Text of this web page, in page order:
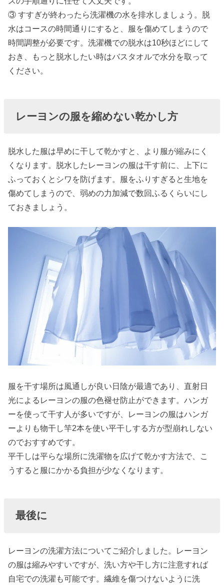
③ すすぎが終わったら洗濯機の水を排水しましょう。脱
水はコースの時間通りにすると、服を傷めてしまうので
時間調整が必要です。洗濯機での脱水は10秒ほどにして
おき、もっと脱水したい時はバスタオルで水分を取って
ください。
レーヨンの服を縮めない乾かし方
脱水した服は早めに干して乾かすと、より服が縮みにく
くなります。脱水したレーヨンの服は干す前に、上下に
ふっておくとシワを防げます。服をふりすぎると生地を
傷めてしまうので、弱めの力加減で数回ふるくらいにし
ておきましょう。
服を干す場所は風通しが良い日陰が最適であり、直射日
光によるレーヨンの服の色褪せ防止ができます。ハンガ
ーを使って干す人が多いですが、レーヨンの服はハンガ
ーよりも物干し竿2本を使い平干しする方が型崩れしない
のでおすすめです。
平干しは平らな場所に洗濯物を広げて乾かす方法で、こ
うすると服にかかる負担が少なくなります。
最後に
レーヨンの洗濯方法についてご紹介しました。レーヨン
の服は縮みやすいですが、洗い方や干し方に注意すれば
自宅での洗濯も可能です。繊維を傷つけないように洗